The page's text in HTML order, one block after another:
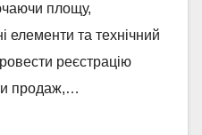
площу,
елементи та технічний
реєстрацію
продаж,…